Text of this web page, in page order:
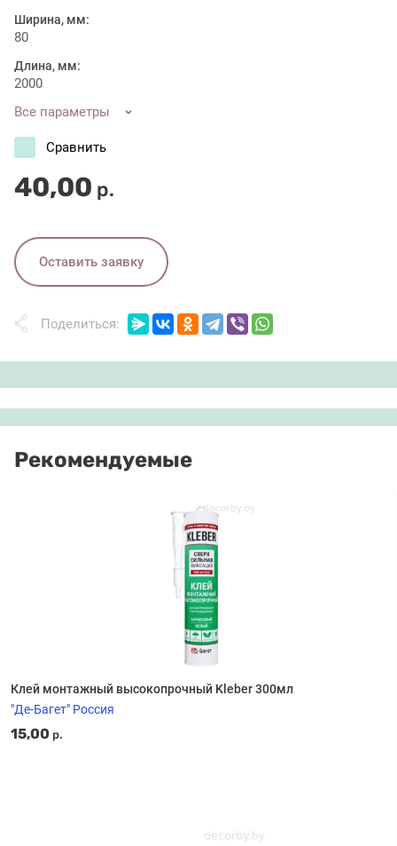
Ширина, мм:
80
Длина, мм:
2000
Все параметры
40,00 р.
Сравнить
Оставить заявку
Поделиться:
Рекомендуемые
Клей монтажный высокопрочный Kleber 300мл
"Де-Багет" Россия
15,00 р.